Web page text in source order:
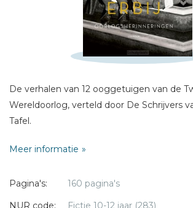
De verhalen van 12 ooggetuigen van de
Wereldoorlog, verteld door De Schrijvers
Tafel.
Meer informatie
Pagina's:
160 pagina's
NUR code:
Fictie 10-12 jaar (283)